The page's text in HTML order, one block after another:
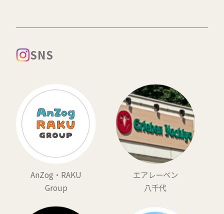
SNS
AnZog・RAKU
Group
エアレーベン
八千代